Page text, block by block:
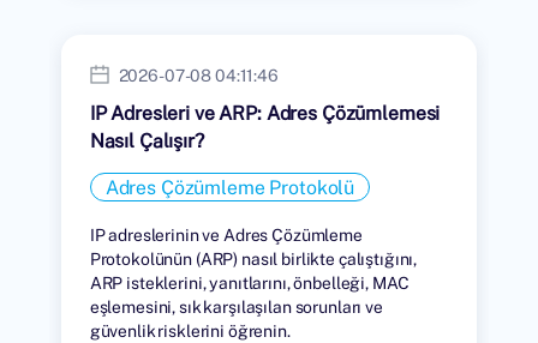
2026-07-08 04:11:46
IP Adresleri ve ARP: Adres Çözümlemesi
Nasıl Çalışır?
Adres Çözümleme Protokolü
IP adreslerinin ve Adres Çözümleme
Protokolünün (ARP) nasıl birlikte çalıştığını,
ARP isteklerini, yanıtlarını, önbelleği, MAC
eşlemesini, sık karşılaşılan sorunları ve
güvenlik risklerini öğrenin.